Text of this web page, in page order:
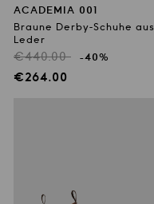
ACADEMIA 001
Braune Derby-Schuhe aus
Leder
Regulärer
Preis
€440.00 -40%
Verkaufspreis
€264.00